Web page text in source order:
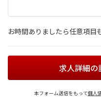
お時間ありましたら任意項目
求人詳細の
本フォーム送信をもって個人